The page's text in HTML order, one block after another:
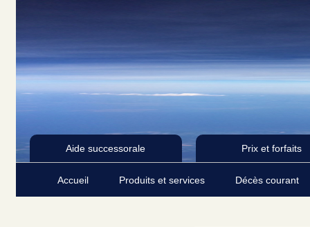
Aide successorale Prix et forfaits
Accueil Produits et services Décès courant